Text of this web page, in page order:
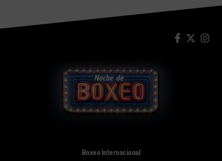
Boxeo Internacional